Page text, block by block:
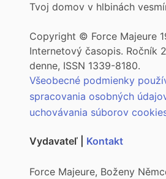
Tvoj domov v hlbinách
Copyright © Force Majeure
Internetový časopis. Ročník
denne, ISSN 1339-8180.
Všeobecné podmienky
spracovania osobných
uchovávania súborov
Vydavateľ | Kontakt
Force Majeure, Boženy